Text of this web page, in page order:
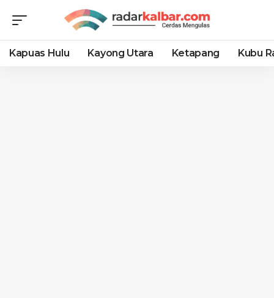
Kapuas Hulu Kayong Utara Ketapang Kubu